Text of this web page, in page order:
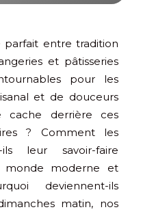
parfait entre tradition
et pâtisseries
pour les
et de douceurs
cache derrière ces
? Comment les
ils leur savoir-faire
monde moderne et
deviennent-ils
matin, nos